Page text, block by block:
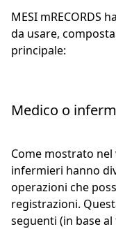
MESI mRECORDS
da usare,
principale:
Medico o
Come mostrato
infermieri hanno
operazioni che
registrazioni.
seguenti (in base